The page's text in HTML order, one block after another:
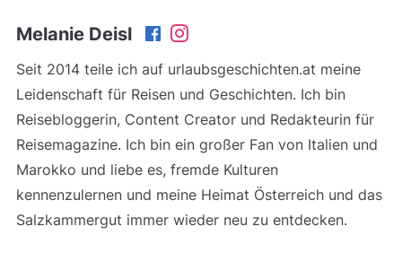
Melanie Deisl
Seit 2014 teile ich auf urlaubsgeschichten.at meine
Leidenschaft für Reisen und Geschichten. Ich bin
Reisebloggerin, Content Creator und Redakteurin für
Reisemagazine. Ich bin ein großer Fan von Italien und
Marokko und liebe es, fremde Kulturen
kennenzulernen und meine Heimat Österreich und das
Salzkammergut immer wieder neu zu entdecken.